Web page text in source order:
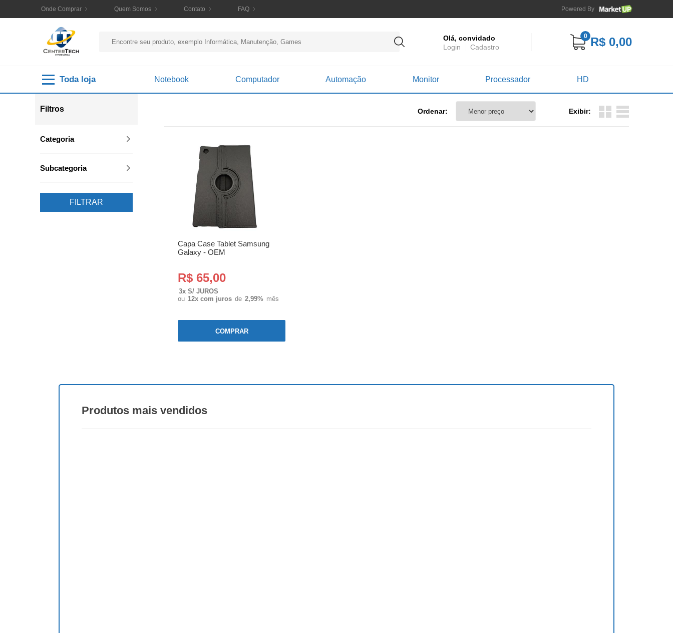
Onde Comprar Quem Somos Contato FAQ Powered By
Olá, convidado
Login
Cadastro
0 R$ 0,00
Toda loja Notebook Computador Automação Monitor Processador HD
Filtros
Categoria
Subcategoria
FILTRAR
Ordenar: Exibir:
Capa Case Tablet Samsung
Galaxy - OEM
R$ 65,00
3x S/ JUROS
ou 12x com juros de 2,99% mês
COMPRAR
Produtos mais vendidos